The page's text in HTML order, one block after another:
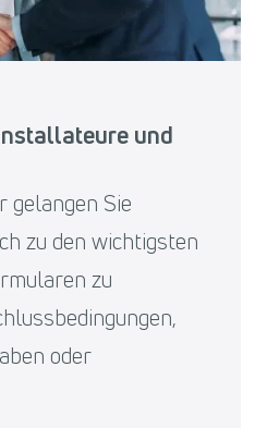
und
gelangen Sie
zu den wichtigsten
zu
oder